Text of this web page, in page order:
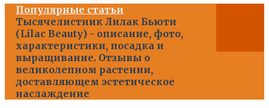
Популярные статьи
Тысячелистник Лилак Бьюти
(Lilac Beauty) - описание, фото,
характеристики, посадка и
выращивание. Отзывы о
великолепном растении,
доставляющем эстетическое
наслаждение